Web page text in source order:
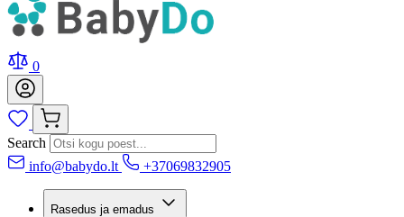
0
Search
info@babydo.lt
+37069832905
Rasedus ja emadus